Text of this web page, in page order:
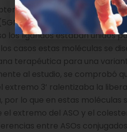
finalmente 4 ASOs
y dos dobles conjugados
los ligandos estaban unidos
casos estas moléculas se
terapéutica para una
al estudio, se comprobó
3’ ralentizaba la
lo que en estas moléculas
extremo del ASO y el
entre ASOs